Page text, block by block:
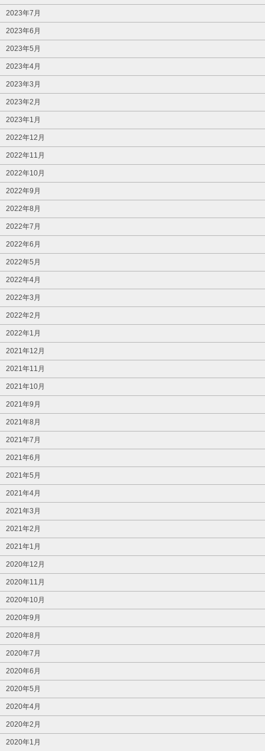
2023年7月
2023年6月
2023年5月
2023年4月
2023年3月
2023年2月
2023年1月
2022年12月
2022年11月
2022年10月
2022年9月
2022年8月
2022年7月
2022年6月
2022年5月
2022年4月
2022年3月
2022年2月
2022年1月
2021年12月
2021年11月
2021年10月
2021年9月
2021年8月
2021年7月
2021年6月
2021年5月
2021年4月
2021年3月
2021年2月
2021年1月
2020年12月
2020年11月
2020年10月
2020年9月
2020年8月
2020年7月
2020年6月
2020年5月
2020年4月
2020年2月
2020年1月